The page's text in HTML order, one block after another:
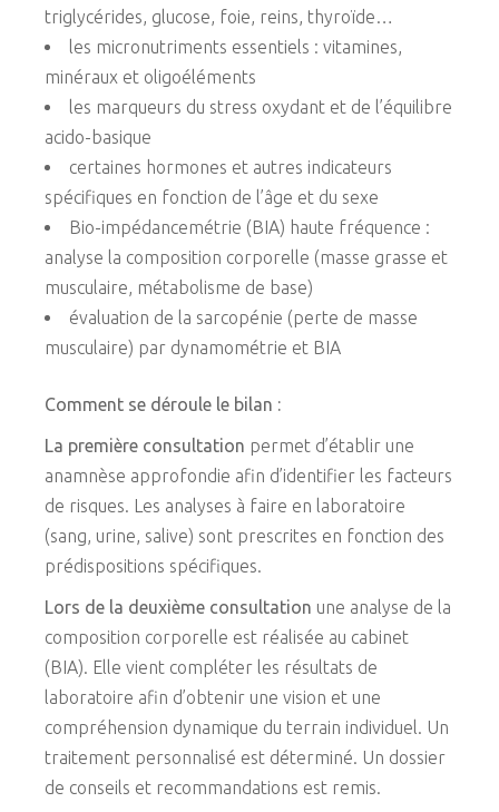
triglycérides, glucose, foie, reins, thyroïde…
les micronutriments essentiels : vitamines,
minéraux et oligoéléments
les marqueurs du stress oxydant et de l’équilibre
acido-basique
certaines hormones et autres indicateurs
spécifiques en fonction de l’âge et du sexe
Bio-impédancemétrie (BIA) haute fréquence :
analyse la composition corporelle (masse grasse et
musculaire, métabolisme de base)
évaluation de la sarcopénie (perte de masse
musculaire) par dynamométrie et BIA
Comment se déroule le bilan :
La première consultation permet d’établir une
anamnèse approfondie afin d’identifier les facteurs
de risques. Les analyses à faire en laboratoire
(sang, urine, salive) sont prescrites en fonction des
prédispositions spécifiques.
Lors de la deuxième consultation une analyse de la
composition corporelle est réalisée au cabinet
(BIA). Elle vient compléter les résultats de
laboratoire afin d’obtenir une vision et une
compréhension dynamique du terrain individuel. Un
traitement personnalisé est déterminé. Un dossier
de conseils et recommandations est remis.